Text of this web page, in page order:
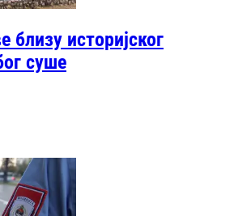
близу историјског
суше